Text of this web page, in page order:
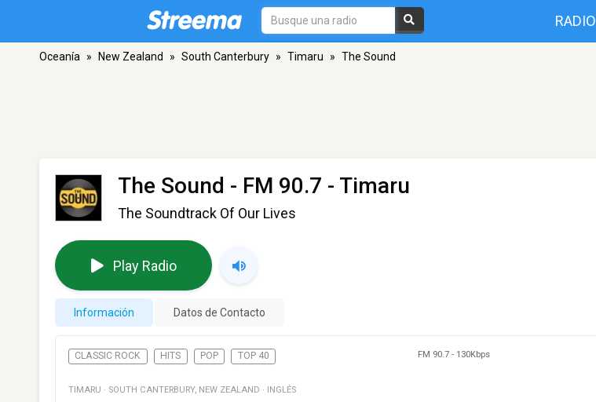
RADIO
Oceanía » New Zealand » South Canterbury » Timaru » The Sound
The Sound - FM 90.7 - Timaru
The Soundtrack Of Our Lives
Play Radio
Información Datos de Contacto
CLASSIC ROCK HITS POP TOP 40 FM 90.7 - 130Kbps
TIMARU · SOUTH CANTERBURY, NEW ZEALAND · INGLÉS